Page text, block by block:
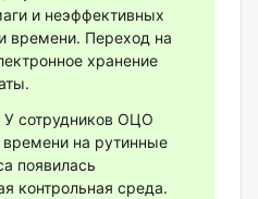
и неэффективных
времени. Переход на
хранение
У сотрудников ОЦО
времени на рутинные
появилась
контрольная среда.